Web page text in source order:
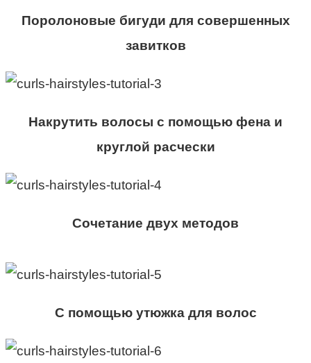
Поролоновые бигуди для совершенных
завитков
Накрутить волосы с помощью фена и
круглой расчески
Сочетание двух методов
С помощью утюжка для волос